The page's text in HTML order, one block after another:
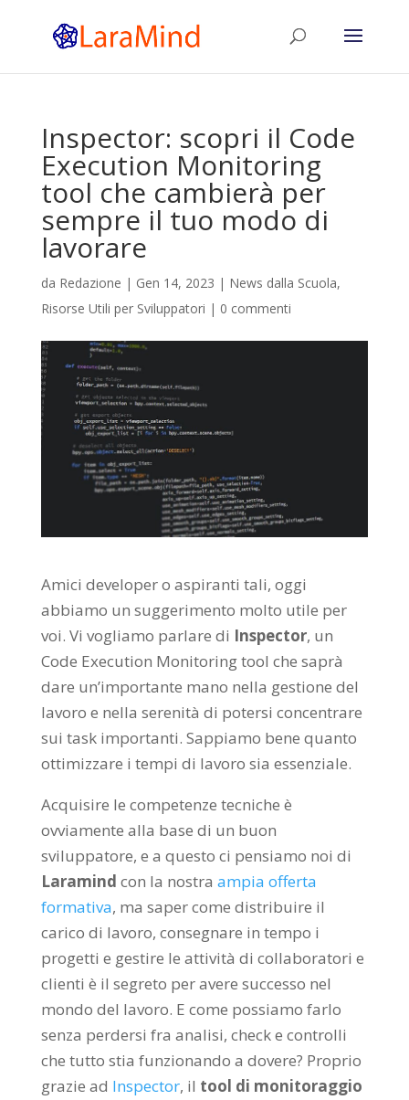
Inspector: scopri il Code
Execution Monitoring
tool che cambierà per
sempre il tuo modo di
lavorare
da Redazione | Gen 14, 2023 | News dalla Scuola,
Risorse Utili per Sviluppatori | 0 commenti
Amici developer o aspiranti tali, oggi
abbiamo un suggerimento molto utile per
voi. Vi vogliamo parlare di Inspector, un
Code Execution Monitoring tool che saprà
dare un’importante mano nella gestione del
lavoro e nella serenità di potersi concentrare
sui task importanti. Sappiamo bene quanto
ottimizzare i tempi di lavoro sia essenziale.
Acquisire le competenze tecniche è
ovviamente alla base di un buon
sviluppatore, e a questo ci pensiamo noi di
Laramind con la nostra ampia offerta
formativa, ma saper come distribuire il
carico di lavoro, consegnare in tempo i
progetti e gestire le attività di collaboratori e
clienti è il segreto per avere successo nel
mondo del lavoro. E come possiamo farlo
senza perdersi fra analisi, check e controlli
che tutto stia funzionando a dovere? Proprio
grazie ad Inspector, il tool di monitoraggio